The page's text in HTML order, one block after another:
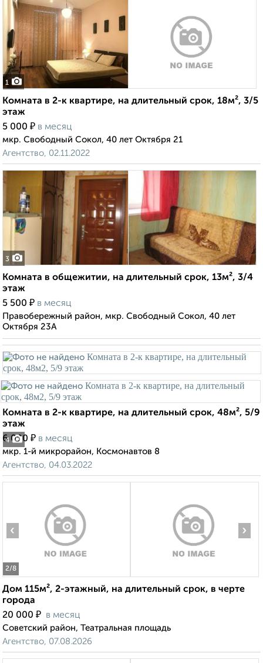
1
Комната в 2-к квартире, на длительный срок, 18м², 3/5
этаж
5 000 ₽ в месяц
мкр. Свободный Сокол, 40 лет Октября 21
Агентство, 02.11.2022
3
Комната в общежитии, на длительный срок, 13м², 3/4
этаж
5 500 ₽ в месяц
Правобережный район, мкр. Свободный Сокол, 40 лет
Октября 23А
4
Комната в 2-к квартире, на длительный срок, 48м², 5/9
этаж
6 000 ₽ в месяц
мкр. 1-й микрорайон, Космонавтов 8
Агентство, 04.03.2022
2/8
‹ ›
Дом 115м², 2-этажный, на длительный срок, в черте
города
20 000 ₽ в месяц
Советский район, Театральная площадь
Агентство, 07.08.2026